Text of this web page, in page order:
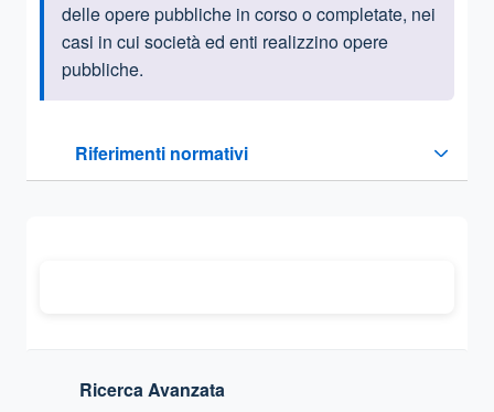
delle opere pubbliche in corso o completate, nei
casi in cui società ed enti realizzino opere
pubbliche.
Riferimenti normativi
Sezione compressa
Ricerca Avanzata